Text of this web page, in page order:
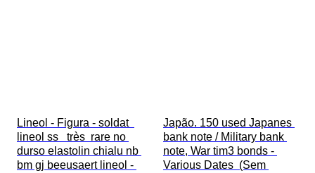
Lineol - Figura - soldat
lineol ss   très  rare no
durso elastolin chialu nb
bm gj beeusaert lineol -
Japão. 150 used Japanes
bank note / Military bank
note, War tim3 bonds -
Various Dates  (Sem